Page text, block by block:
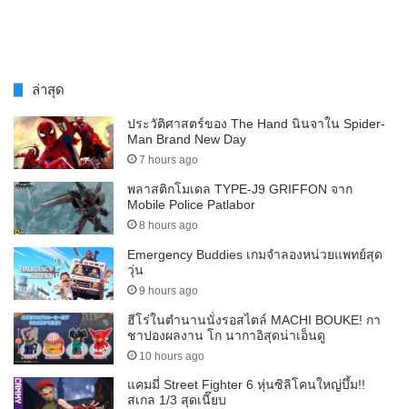
ล่าสุด
ประวัติศาสตร์ของ The Hand นินจาใน Spider-
Man Brand New Day
7 hours ago
พลาสติกโมเดล TYPE-J9 GRIFFON จาก
Mobile Police Patlabor
8 hours ago
Emergency Buddies เกมจำลองหน่วยแพทย์สุด
วุ่น
9 hours ago
ฮีโร่ในตำนานนั่งรอสไตล์ MACHI BOUKE! กา
ชาปองผลงาน โก นากาอิสุดน่าเอ็นดู
10 hours ago
แคมมี่ Street Fighter 6 หุ่นซิลิโคนใหญ่บึ้ม!!
สเกล 1/3 สุดเนี๊ยบ